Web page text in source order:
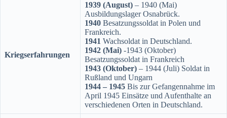
Kriegserfahrungen
1939 (August) – 1940 (Mai)
Ausbildungslager Osnabrück.
1940 Besatzungssoldat in Polen und
Frankreich.
1941 Wachsoldat in Deutschland.
1942 (Mai) -1943 (Oktober)
Besatzungssoldat in Frankreich
1943 (Oktober) – 1944 (Juli) Soldat in
Rußland und Ungarn
1944 – 1945 Bis zur Gefangennahme im
April 1945 Einsätze und Aufenthalte an
verschiedenen Orten in Deutschland.